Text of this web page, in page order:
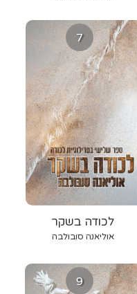
7
לכודה בשקר
אוליאנה סובולבה
9